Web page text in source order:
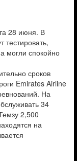
28 июня. В
тестировать,
могли спокойно
сроков
Emirates Airline
На
34
2,500
на